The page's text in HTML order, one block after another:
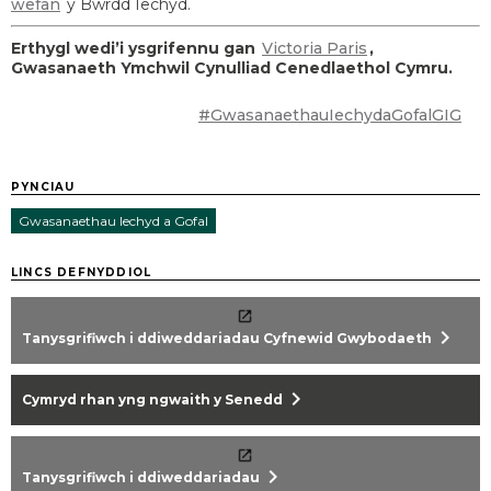
wefan y Bwrdd Iechyd.
Erthygl wedi’i ysgrifennu gan Victoria Paris ,
Gwasanaeth Ymchwil Cynulliad Cenedlaethol Cymru.
#GwasanaethauIechydaGofalGIG
PYNCIAU
Gwasanaethau Iechyd a Gofal
LINCS DEFNYDDIOL
Tanysgrifiwch i ddiweddariadau Cyfnewid Gwybodaeth chevron_right
Cymryd rhan yng ngwaith y Senedd chevron_right
Tanysgrifiwch i ddiweddariadau chevron_right